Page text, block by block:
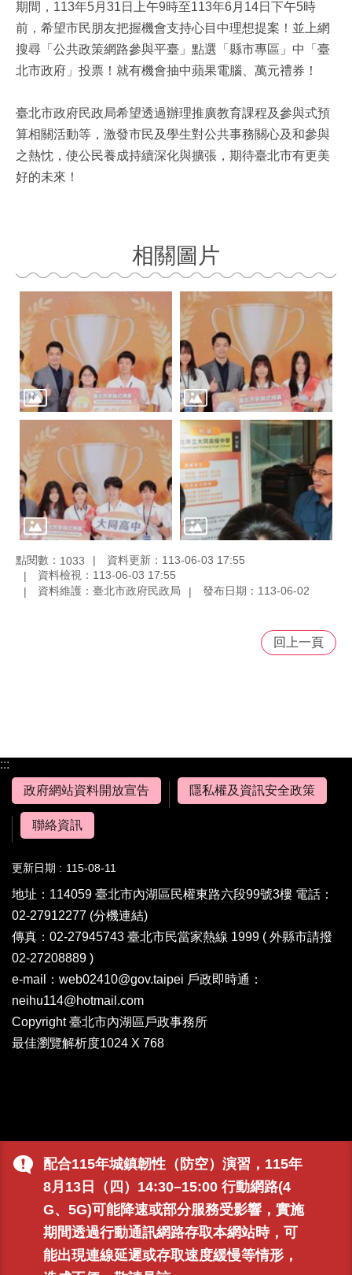
配合115年城鎮韌性（防空）演習，115年
8月13日（四）14:30–15:00 行動網路(4
G、5G)可能降速或部分服務受影響，實施
期間透過行動通訊網路存取本網站時，可
能出現連線延遲或存取速度緩慢等情形，
期間，113年5月31日上午9時至113年6月14日下午5時
前，希望市民朋友把握機會支持心目中理想提案！並上網
搜尋「公共政策網路參與平臺」點選「縣市專區」中「臺
北市政府」投票！就有機會抽中蘋果電腦、萬元禮券！
臺北市政府民政局希望透過辦理推廣教育課程及參與式預
算相關活動等，激發市民及學生對公共事務關心及和參與
之熱忱，使公民養成持續深化與擴張，期待臺北市有更美
好的未來！
相關圖片
點閱數： 1033
資料更新：113-06-03 17:55
資料檢視：113-06-03 17:55
資料維護：臺北市政府民政局
發布日期：113-06-02
回上一頁
:::
政府網站資料開放宣告
隱私權及資訊安全政策
聯絡資訊
更新日期 115-08-11
地址：114059 臺北市內湖區民權東路六段99號3樓 電話：
02-27912277 (分機連結)
傳真：02-27945743 臺北市民當家熱線 1999 ( 外縣市請撥
02-27208889 )
e-mail：web02410@gov.taipei 戶政即時通：
neihu114@hotmail.com
Copyright 臺北市內湖區戶政事務所
最佳瀏覽解析度1024 X 768